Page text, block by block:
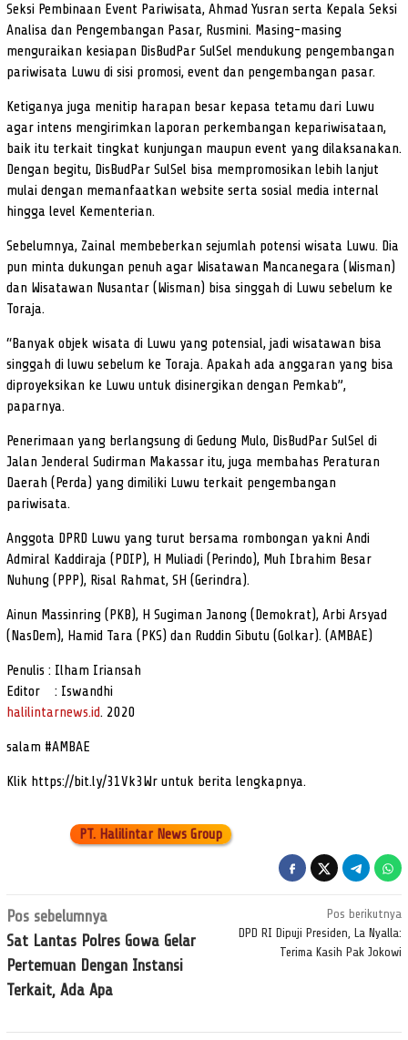
Seksi Pembinaan Event Pariwisata, Ahmad Yusran serta Kepala Seksi
Analisa dan Pengembangan Pasar, Rusmini. Masing-masing
menguraikan kesiapan DisBudPar SulSel mendukung pengembangan
pariwisata Luwu di sisi promosi, event dan pengembangan pasar.
Ketiganya juga menitip harapan besar kepasa tetamu dari Luwu
agar intens mengirimkan laporan perkembangan kepariwisataan,
baik itu terkait tingkat kunjungan maupun event yang dilaksanakan.
Dengan begitu, DisBudPar SulSel bisa mempromosikan lebih lanjut
mulai dengan memanfaatkan website serta sosial media internal
hingga level Kementerian.
Sebelumnya, Zainal membeberkan sejumlah potensi wisata Luwu. Dia
pun minta dukungan penuh agar Wisatawan Mancanegara (Wisman)
dan Wisatawan Nusantar (Wisman) bisa singgah di Luwu sebelum ke
Toraja.
“Banyak objek wisata di Luwu yang potensial, jadi wisatawan bisa
singgah di luwu sebelum ke Toraja. Apakah ada anggaran yang bisa
diproyeksikan ke Luwu untuk disinergikan dengan Pemkab”,
paparnya.
Penerimaan yang berlangsung di Gedung Mulo, DisBudPar SulSel di
Jalan Jenderal Sudirman Makassar itu, juga membahas Peraturan
Daerah (Perda) yang dimiliki Luwu terkait pengembangan
pariwisata.
Anggota DPRD Luwu yang turut bersama rombongan yakni Andi
Admiral Kaddiraja (PDIP), H Muliadi (Perindo), Muh Ibrahim Besar
Nuhung (PPP), Risal Rahmat, SH (Gerindra).
Ainun Massinring (PKB), H Sugiman Janong (Demokrat), Arbi Arsyad
(NasDem), Hamid Tara (PKS) dan Ruddin Sibutu (Golkar). (AMBAE)
Penulis : Ilham Iriansah
Editor : Iswandhi
halilintarnews.id. 2020
salam #AMBAE
Klik https://bit.ly/31Vk3Wr untuk berita lengkapnya.
PT. Halilintar News Group
Navigasi
pos
Pos sebelumnya
Sat Lantas Polres Gowa Gelar
Pertemuan Dengan Instansi
Terkait, Ada Apa
Pos berikutnya
DPD RI Dipuji Presiden, La Nyalla:
Terima Kasih Pak Jokowi